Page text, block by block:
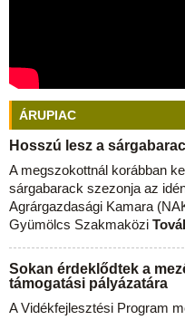
ÁRUPIAC
Hosszú lesz a
A megszokottnál korábban
sárgabarack szezonja az
Agrárgazdasági Kamara
Gyümölcs Szakmaközi
Sokan érdeklődtek a
támogatási pályázatára
A Vidékfejlesztési Program